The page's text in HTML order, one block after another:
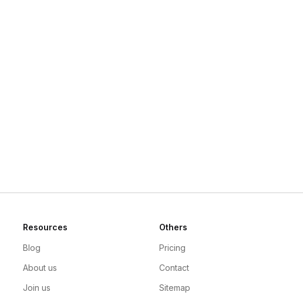
Resources
Blog
About us
Join us
Others
Pricing
Contact
Sitemap